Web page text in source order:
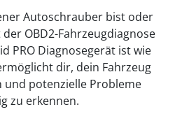
Autoschrauber bist oder
OBD2-Fahrzeugdiagnose
PRO Diagnosegerät ist wie
dir, dein Fahrzeug
und potenzielle Probleme
zu erkennen.